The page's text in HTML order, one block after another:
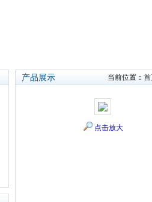
产品展示 当前位置：
点击放大